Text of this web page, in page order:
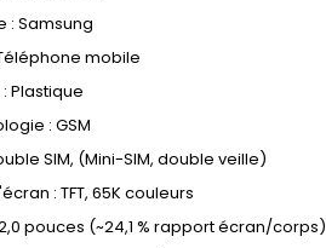
: Samsung
mobile
Plastique
: GSM
SIM, (Mini-SIM, double veille)
: TFT, 65K couleurs
pouces (~24,1 % rapport écran/corps)